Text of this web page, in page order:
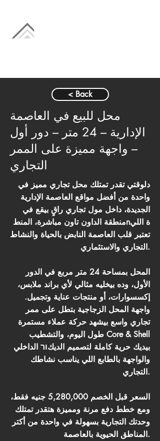
< Back
محل للبيع في العاصمة
الإدارية – 24 متر – دور أول
– واجهة مميزة على الممر
التجاري
دلوقتي تقدر تمتلك محل تجاري مميز في
واحدة من أفضل مواقع العاصمة الإدارية
الجديدة، داخل مول تجاري راقٍ بيقع في
منطقة الداون تاون مباشرة، المنطnة اللي
تعتبر قلب العاصمة النابض بالحياة والنشاط
التجاري والاستثماري.
المحل بمساحة 24 متر مربع في الدور
الأول، وده بيخليه مثالي لأي براند ملابس،
إكسسوارات، أو منتجات عناية وتجميل.
واجهة المحل الزجاجية بتطل على ممر
تجاري واسع بيشهد حركة عملاء مستمرة
طول اليوم، والتشطيب Core & Shell
بيديك حرية كاملة لتصميم الديكור الداخلي
والواجهة بالطابع اللي يناسب نشاطك
التجاري.
السعر قبل الخصم 5,280,000 جنيه فقط،
ومع خطط دفع مرنة ومميزة هتقدر تمتلك
وحدتك التجارية بسهولة في واحدة من أكتر
المناطق الحيوية بالعاصمة.